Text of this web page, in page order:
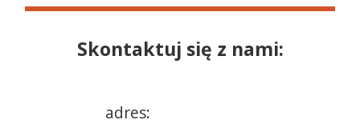
Skontaktuj się z nami:
adres: